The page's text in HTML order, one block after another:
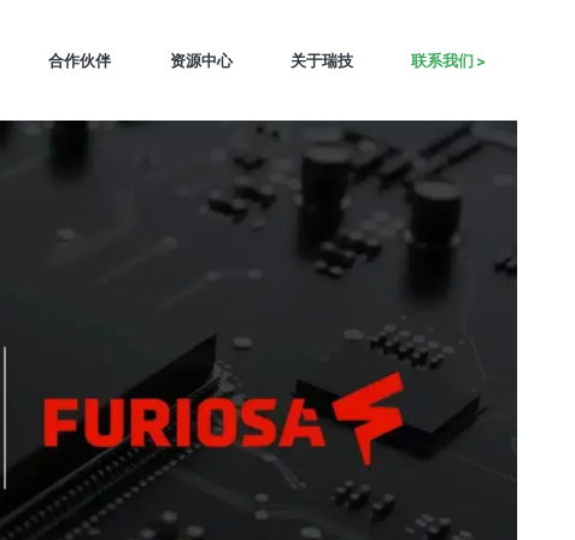
合作伙伴 资源中心 关于瑞技 联系我们 >